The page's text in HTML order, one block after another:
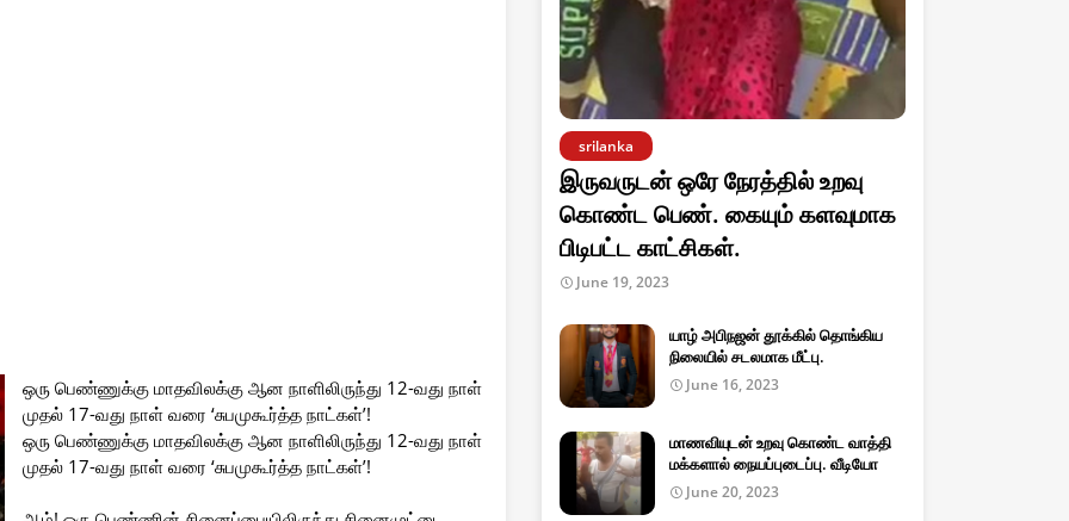
ஒரு பெண்ணுக்கு மாதவிலக்கு ஆன நாளிலிருந்து 12-வது நாள்
முதல் 17-வது நாள் வரை ‘சுபமுகூர்த்த நாட்கள்’!
ஒரு பெண்ணுக்கு மாதவிலக்கு ஆன நாளிலிருந்து 12-வது நாள்
முதல் 17-வது நாள் வரை ‘சுபமுகூர்த்த நாட்கள்’!
srilanka
இருவருடன் ஒரே நேரத்தில் உறவு
கொண்ட பெண். கையும் களவுமாக
பிடிபட்ட காட்சிகள்.
June 19, 2023
யாழ் அபிநஜன் தூக்கில் தொங்கிய
நிலையில் சடலமாக மீட்பு.
June 16, 2023
மாணவியுடன் உறவு கொண்ட வாத்தி
மக்களால் நையப்புடைப்பு. வீடியோ
June 20, 2023